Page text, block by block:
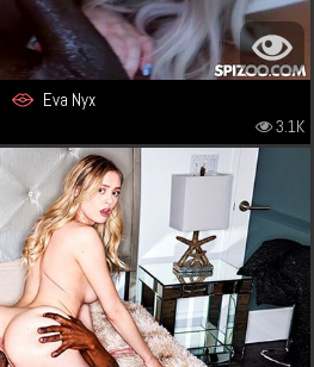
Eva Nyx
3.1K